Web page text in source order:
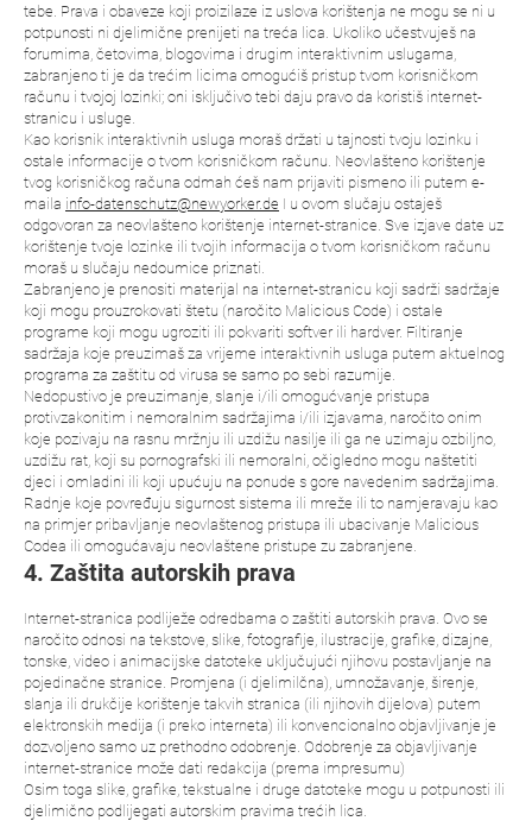
tebe. Prava i obaveze koji proizilaze iz uslova korištenja ne mogu se ni u
potpunosti ni djelimične prenijeti na treća lica. Ukoliko učestvuješ na
forumima, četovima, blogovima i drugim interaktivnim uslugama,
zabranjeno ti je da trećim licima omogućiš pristup tvom korisničkom
računu i tvojoj lozinki; oni isključivo tebi daju pravo da koristiš internet-
stranicu i usluge.
Kao korisnik interaktivnih usluga moraš držati u tajnosti tvoju lozinku i
ostale informacije o tvom korisničkom računu. Neovlašteno korištenje
tvog korisničkog računa odmah ćeš nam prijaviti pismeno ili putem e-
maila info-datenschutz@newyorker.de I u ovom slučaju ostaješ
odgovoran za neovlašteno korištenje internet-stranice. Sve izjave date uz
korištenje tvoje lozinke ili tvojih informacija o tvom korisničkom računu
moraš u slučaju nedoumice priznati.
Zabranjeno je prenositi materijal na internet-stranicu koji sadrži sadržaje
koji mogu prouzrokovati štetu (naročito Malicious Code) i ostale
programe koji mogu ugroziti ili pokvariti softver ili hardver. Filtiranje
sadržaja koje preuzimaš za vrijeme interaktivnih usluga putem aktuelnog
programa za zaštitu od virusa se samo po sebi razumije.
Nedopustivo je preuzimanje, slanje i/ili omogućvanje pristupa
protivzakonitim i nemoralnim sadržajima i/ili izjavama, naročito onim
koje pozivaju na rasnu mržnju ili uzdižu nasilje ili ga ne uzimaju ozbiljno,
uzdižu rat, koji su pornografski ili nemoralni, očigledno mogu naštetiti
djeci i omladini ili koji upućuju na ponude s gore navedenim sadržajima.
Radnje koje povređuju sigurnost sistema ili mreže ili to namjeravaju kao
na primjer pribavljanje neovlaštenog pristupa ili ubacivanje Malicious
Codea ili omogućavaju neovlaštene pristupe zu zabranjene.
4. Zaštita autorskih prava
Internet-stranica podliježe odredbama o zaštiti autorskih prava. Ovo se
naročito odnosi na tekstove, slike, fotografije, ilustracije, grafike, dizajne,
tonske, video i animacijske datoteke uključujući njihovu postavljanje na
pojedinačne stranice. Promjena (i djelimilčna), umnožavanje, širenje,
slanja ili drukčije korištenje takvih stranica (ili njihovih dijelova) putem
elektronskih medija (i preko interneta) ili konvencionalno objavljivanje je
dozvoljeno samo uz prethodno odobrenje. Odobrenje za objavljivanje
internet-stranice može dati redakcija (prema impresumu)
Osim toga slike, grafike, tekstualne i druge datoteke mogu u potpunosti ili
djelimično podlijegati autorskim pravima trećih lica.